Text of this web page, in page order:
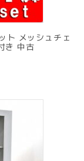
ト メッシュチェ
き 中古